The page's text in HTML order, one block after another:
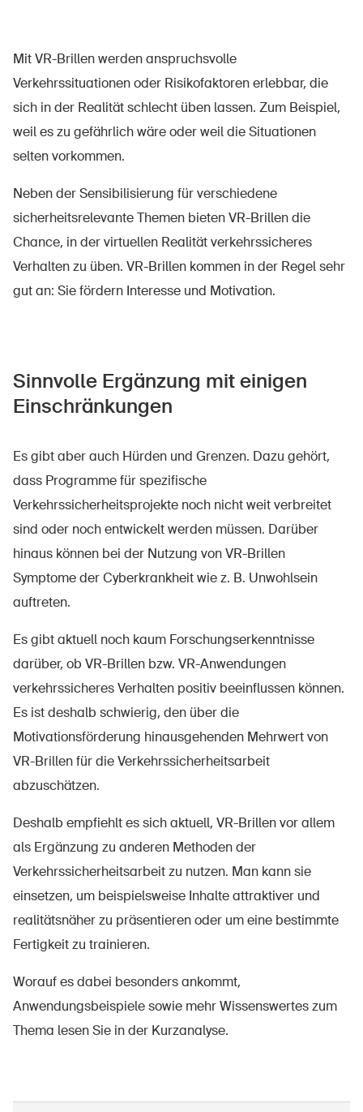
Rechtsfragen & Gerichtsentscheide
Sicherheitsdelegierte & Gemeinden
Mit VR-Brillen werden anspruchsvolle
Verkehrssituationen oder Risikofaktoren erlebbar, die
sich in der Realität schlecht üben lassen. Zum Beispiel,
weil es zu gefährlich wäre oder weil die Situationen
selten vorkommen.
Neben der Sensibilisierung für verschiedene
sicherheitsrelevante Themen bieten VR-Brillen die
Chance, in der virtuellen Realität verkehrssicheres
Verhalten zu üben. VR-Brillen kommen in der Regel sehr
gut an: Sie fördern Interesse und Motivation.
Sinnvolle Ergänzung mit einigen
Einschränkungen
Es gibt aber auch Hürden und Grenzen. Dazu gehört,
dass Programme für spezifische
Verkehrssicherheitsprojekte noch nicht weit verbreitet
sind oder noch entwickelt werden müssen. Darüber
hinaus können bei der Nutzung von VR-Brillen
Symptome der Cyberkrankheit wie z. B. Unwohlsein
auftreten.
Es gibt aktuell noch kaum Forschungserkenntnisse
darüber, ob VR-Brillen bzw. VR-Anwendungen
verkehrssicheres Verhalten positiv beeinflussen können.
Es ist deshalb schwierig, den über die
Motivationsförderung hinausgehenden Mehrwert von
VR-Brillen für die Verkehrssicherheitsarbeit
abzuschätzen.
Deshalb empfiehlt es sich aktuell, VR-Brillen vor allem
als Ergänzung zu anderen Methoden der
Verkehrssicherheitsarbeit zu nutzen. Man kann sie
einsetzen, um beispielsweise Inhalte attraktiver und
realitätsnäher zu präsentieren oder um eine bestimmte
Fertigkeit zu trainieren.
Worauf es dabei besonders ankommt,
Anwendungsbeispiele sowie mehr Wissenswertes zum
Thema lesen Sie in der Kurzanalyse.